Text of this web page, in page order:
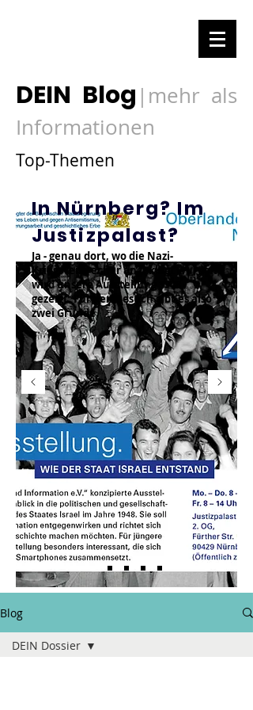
DEIN Blog | mehr als
Informationen
Top-Themen
In Nürnberg? Im
Justizpalast?
Ja - genau dort, wo die Nazi-
Kriegsverbrecher angeklagt wurden,
wird unsere Ausstellung 1948
gezeigt. Für den Besuch gibt es also
zwei Gründe.
Blog
DEIN Dossier